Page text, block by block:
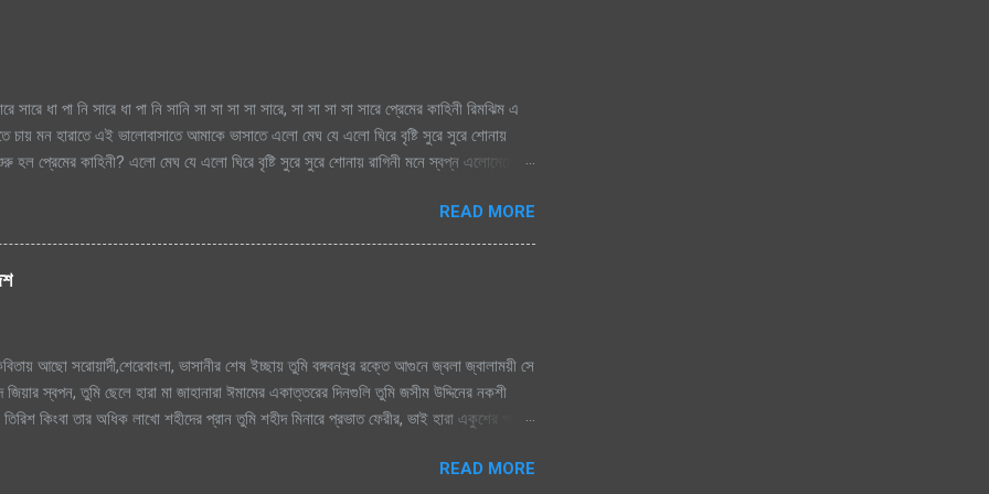
সারে ধা পা নি সারে ধা পা নি সানি সা সা সা সা সারে, সা সা সা সা সারে প্রেমের কাহিনী রিমঝিম এ
চায় মন হারাতে এই ভালোবাসাতে আমাকে ভাসাতে এলো মেঘ যে এলো ঘিরে বৃষ্টি সুরে সুরে শোনায়
প্রেমের কাহিনী? এলো মেঘ যে এলো ঘিরে বৃষ্টি সুরে সুরে শোনায় রাগিনী মনে স্বপ্ন এলোমেলো
যে দেখেছি শ্রাবণে জাগেনি তো এত আশা, ভালোবাসা এ মনে সে বৃষ্টি ভেজা পায়ে সামনে এলে
শূন্য মনে জাগে প্রেমের কাহিনী সে বৃষ্টি ভেজা পায়ে সামনে এলে হায়, ফোটে কামিনী আজ ভিজতে
রিমঝিম এ ধারাতে চায় মন হারাতে রিমঝিম এ ধারাতে চায় মন হারাতে শ্রাবণের বুকে প্রেম কবিতা যে
READ MORE
আছো সরোয়ার্দী,শেরেবাংলা, ভাসানীর শেষ ইচ্ছায় তুমি বঙ্গবন্ধুর রক্তে আগুনে জ্বলা জ্বালাময়ী সে
জিয়ার স্বপন, তুমি ছেলে হারা মা জাহানারা ঈমামের একাত্তরের দিনগুলি তুমি জসীম উদ্দিনের নকশী
কিংবা তার অধিক লাখো শহীদের প্রান তুমি শহীদ মিনারে প্রভাত ফেরীর, ভাই হারা একুশের গান।
তুমি কবি নজরুলের বিদ্রোহী কবিতা উন্নত মম্ শীর তুমি রক্তের কালিতে লেখা নাম, সাত শ্রেষ্ট
READ MORE